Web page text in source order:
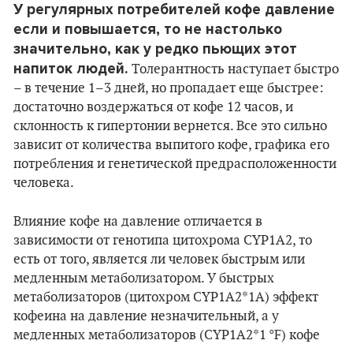
У регулярных потребителей кофе давление
если и повышается, то не настолько
значительно, как у редко пьющих этот
напиток людей. Толерантность наступает быстро
– в течение 1–3 дней, но пропадает еще быстрее:
достаточно воздержаться от кофе 12 часов, и
склонность к гипертонии вернется. Все это сильно
зависит от количества выпитого кофе, графика его
потребления и генетической предрасположенности
человека.
Влияние кофе на давление отличается в
зависимости от генотипа цитохрома CYP1A2, то
есть от того, является ли человек быстрым или
медленным метаболизатором. У быстрых
метаболизаторов (цитохром CYP1A2*1A) эффект
кофеина на давление незначительный, а у
медленных метаболизаторов (CYP1A2*1 °F) кофе